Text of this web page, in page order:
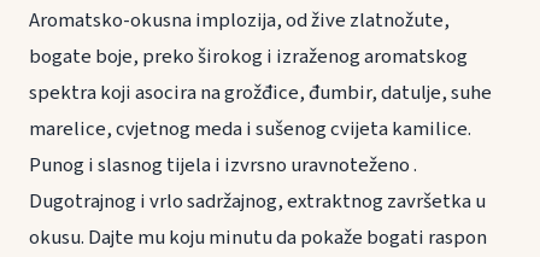
Aromatsko-okusna implozija, od žive zlatnožute,
bogate boje, preko širokog i izraženog aromatskog
spektra koji asocira na grožđice, đumbir, datulje, suhe
marelice, cvjetnog meda i sušenog cvijeta kamilice.
Punog i slasnog tijela i izvrsno uravnoteženo .
Dugotrajnog i vrlo sadržajnog, extraktnog završetka u
okusu. Dajte mu koju minutu da pokaže bogati raspon